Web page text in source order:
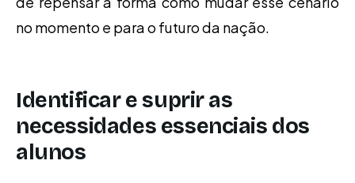
no momento e para o futuro da nação.
Identificar e suprir as
necessidades essenciais dos
alunos